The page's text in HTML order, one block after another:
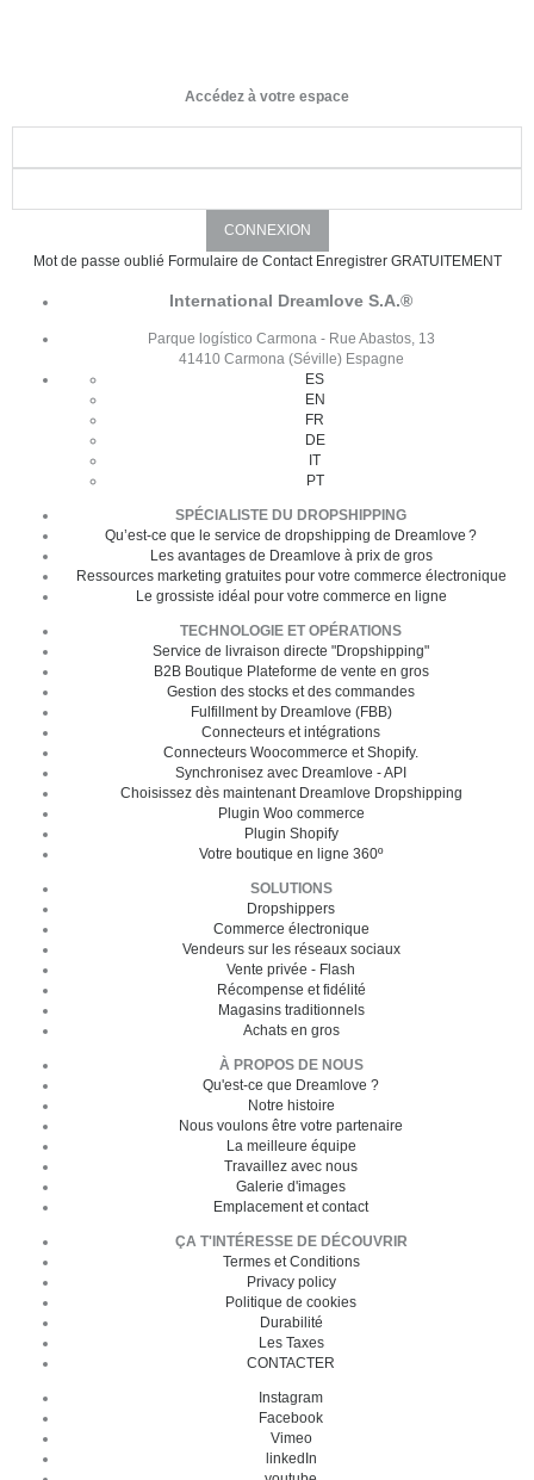
Accédez à votre espace
Mot de passe oublié Formulaire de Contact Enregistrer GRATUITEMENT
International Dreamlove S.A.®
Parque logístico Carmona - Rue Abastos, 13
41410 Carmona (Séville) Espagne
ES
EN
FR
DE
IT
PT
SPÉCIALISTE DU DROPSHIPPING
Qu’est-ce que le service de dropshipping de Dreamlove ?
Les avantages de Dreamlove à prix de gros
Ressources marketing gratuites pour votre commerce électronique
Le grossiste idéal pour votre commerce en ligne
TECHNOLOGIE ET OPÉRATIONS
Service de livraison directe "Dropshipping"
B2B Boutique Plateforme de vente en gros
Gestion des stocks et des commandes
Fulfillment by Dreamlove (FBB)
Connecteurs et intégrations
Connecteurs Woocommerce et Shopify.
Synchronisez avec Dreamlove - API
Choisissez dès maintenant Dreamlove Dropshipping
Plugin Woo commerce
Plugin Shopify
Votre boutique en ligne 360º
SOLUTIONS
Dropshippers
Commerce électronique
Vendeurs sur les réseaux sociaux
Vente privée - Flash
Récompense et fidélité
Magasins traditionnels
Achats en gros
À PROPOS DE NOUS
Qu'est-ce que Dreamlove ?
Notre histoire
Nous voulons être votre partenaire
La meilleure équipe
Travaillez avec nous
Galerie d'images
Emplacement et contact
ÇA T'INTÉRESSE DE DÉCOUVRIR
Termes et Conditions
Privacy policy
Politique de cookies
Durabilité
Les Taxes
CONTACTER
Instagram
Facebook
Vimeo
linkedIn